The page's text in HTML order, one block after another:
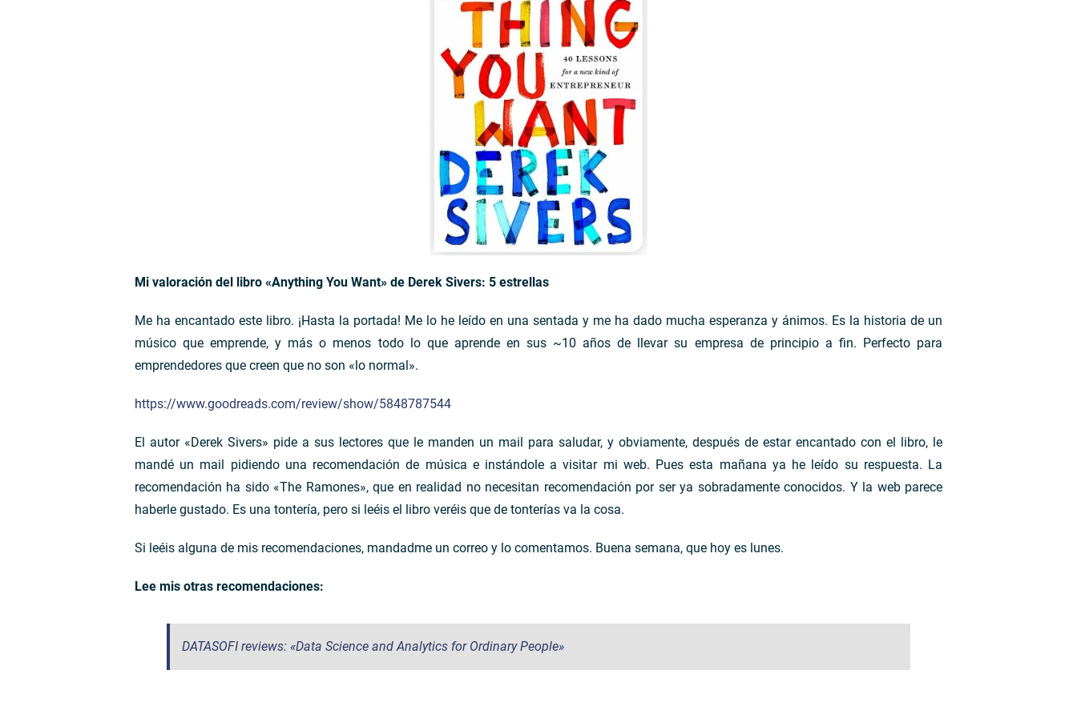
Mi valoración del libro «Anything You Want» de Derek Sivers: 5 estrellas
Me ha encantado este libro. ¡Hasta la portada! Me lo he leído en una sentada y me ha dado mucha esperanza y ánimos. Es la historia de un
músico que emprende, y más o menos todo lo que aprende en sus ~10 años de llevar su empresa de principio a fin. Perfecto para
emprendedores que creen que no son «lo normal».
https://www.goodreads.com/review/show/5848787544
El autor «Derek Sivers» pide a sus lectores que le manden un mail para saludar, y obviamente, después de estar encantado con el libro, le
mandé un mail pidiendo una recomendación de música e instándole a visitar mi web. Pues esta mañana ya he leído su respuesta. La
recomendación ha sido «The Ramones», que en realidad no necesitan recomendación por ser ya sobradamente conocidos. Y la web parece
haberle gustado. Es una tontería, pero si leéis el libro veréis que de tonterías va la cosa.
Si leéis alguna de mis recomendaciones, mandadme un correo y lo comentamos. Buena semana, que hoy es lunes.
Lee mis otras recomendaciones:
DATASOFI reviews: «Data Science and Analytics for Ordinary People»